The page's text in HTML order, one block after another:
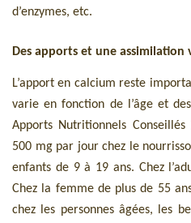
d’enzymes, etc.
Des apports et une assimilation
L’apport en calcium reste
varie en fonction de l’âge et
Apports Nutritionnels
500 mg par jour chez le
enfants de 9 à 19 ans. Chez
Chez la femme de plus de 55
chez les personnes âgées, les